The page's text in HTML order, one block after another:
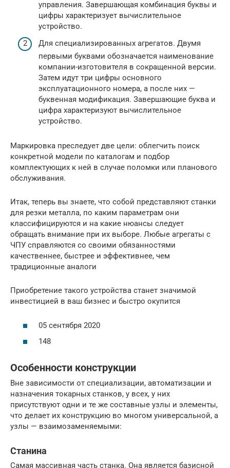
управления. Завершающая комбинация буквы и
цифры характеризует вычислительное
устройство.
Для специализированных агрегатов. Двумя
первыми буквами обозначается наименование
компании-изготовителя в сокращенной версии.
Затем идут три цифры основного
эксплуатационного номера, а после них —
буквенная модификация. Завершающие буква и
цифра характеризуют вычислительное
устройство.
Маркировка преследует две цели: облегчить поиск
конкретной модели по каталогам и подбор
комплектующих к ней в случае поломки или планового
обслуживания.
Итак, теперь вы знаете, что собой представляют станки
для резки металла, по каким параметрам они
классифицируются и на какие нюансы следует
обращать внимание при их выборе. Любые агрегаты с
ЧПУ справляются со своими обязанностями
качественнее, быстрее и эффективнее, чем
традиционные аналоги
Приобретение такого устройства станет значимой
инвестицией в ваш бизнес и быстро окупится
05 сентября 2020
148
Особенности конструкции
Вне зависимости от специализации, автоматизации и
назначения токарных станков, у всех, у них
присутствуют одни и те же составные узлы и элементы,
что делает их конструкцию во многом универсальной, а
узлы — взаимозаменяемыми:
Станина
Самая массивная часть станка. Она является базисной